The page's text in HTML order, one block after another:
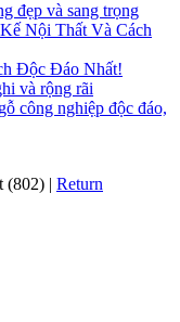
đẹp và sang trọng
Nội Thất Và Cách
Độc Đáo Nhất!
và rộng rãi
công nghiệp độc đáo,
(802) | Return